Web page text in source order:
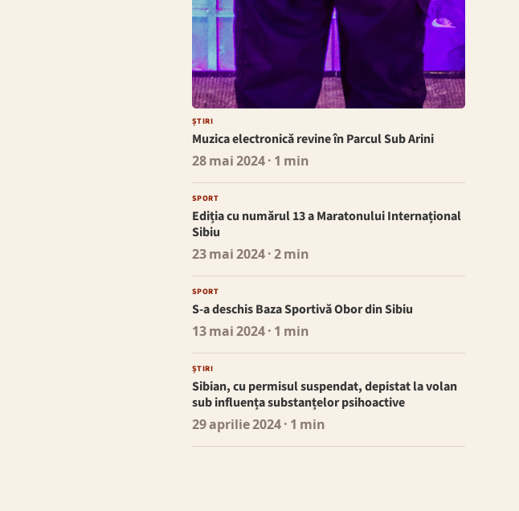
ȘTIRI
Muzica electronică revine în Parcul Sub Arini
28 mai 2024· 1 min
SPORT
Ediția cu numărul 13 a Maratonului Internațional
Sibiu
23 mai 2024· 2 min
SPORT
S-a deschis Baza Sportivă Obor din Sibiu
13 mai 2024· 1 min
ȘTIRI
Sibian, cu permisul suspendat, depistat la volan
sub influența substanțelor psihoactive
29 aprilie 2024· 1 min